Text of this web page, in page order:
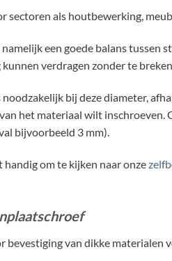
sectoren als houtbewerking,
een goede balans
verdragen zonder te
bij deze diameter,
het materiaal wilt
bijvoorbeeld 3 mm).
handig om te kijken naar onze
bevestiging van dikke materialen